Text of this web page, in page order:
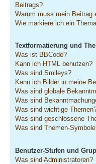
Beitrags?
Warum muss mein Beitrag
Wie markiere ich ein
Textformatierung und
Was ist BBCode?
Kann ich HTML benutzen?
Was sind Smileys?
Kann ich Bilder in meine
Was sind globale
Was sind
Was sind wichtige
Was sind geschlossene
Was sind Themen-
Benutzer-Stufen und
Was sind Administratoren?